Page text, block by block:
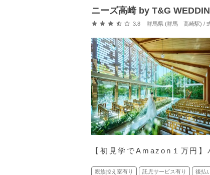
ニーズ高崎 by T&G
口コミ評価
3.8 群馬県 (群馬 高崎駅) /
【初見学でAmazon１万円
親族控え室有り 託児サービス有り 後払